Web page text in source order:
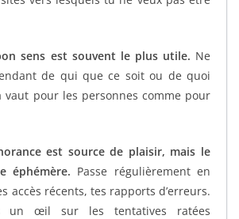
sens est souvent le plus utile. Ne
de qui que ce soit ou de quoi
vaut pour les personnes comme pour
est source de plaisir, mais le
éphémère. Passe régulièrement en
accès récents, tes rapports d’erreurs.
un œil sur les tentatives ratées